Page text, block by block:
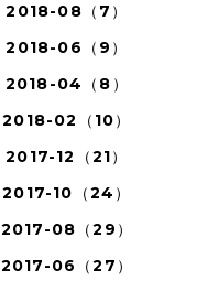
2018-08（7）
2018-06（9）
2018-04（8）
2018-02（10）
2017-12（21）
2017-10（24）
2017-08（29）
2017-06（27）